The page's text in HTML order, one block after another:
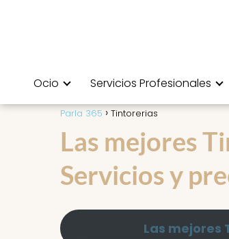
Ocio Servicios Profesionales
Parla 365 Tintorerias
Las mejores
Servicios y
Las mejores